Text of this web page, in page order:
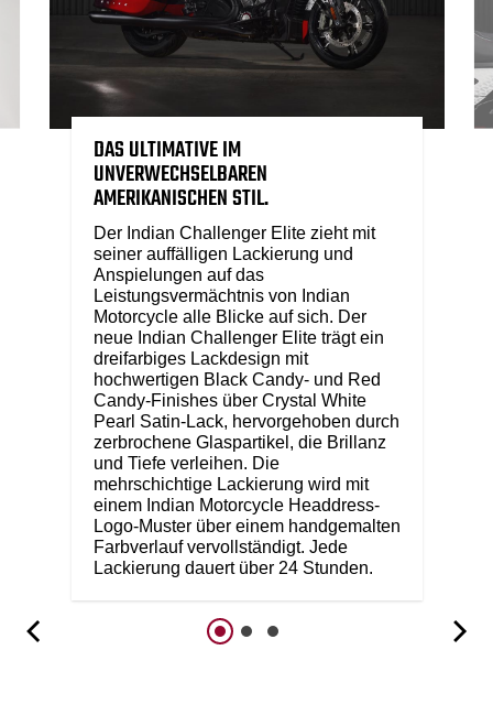
DAS ULTIMATIVE IM
UNVERWECHSELBAREN
AMERIKANISCHEN STIL.
Der Indian Challenger Elite zieht mit
seiner auffälligen Lackierung und
Anspielungen auf das
Leistungsvermächtnis von Indian
Motorcycle alle Blicke auf sich. Der
neue Indian Challenger Elite trägt ein
dreifarbiges Lackdesign mit
hochwertigen Black Candy- und Red
Candy-Finishes über Crystal White
Pearl Satin-Lack, hervorgehoben durch
zerbrochene Glaspartikel, die Brillanz
und Tiefe verleihen. Die
mehrschichtige Lackierung wird mit
einem Indian Motorcycle Headdress-
Logo-Muster über einem handgemalten
Farbverlauf vervollständigt. Jede
Lackierung dauert über 24 Stunden.